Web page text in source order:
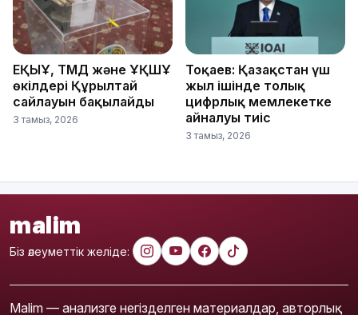
ЕҚЫҰ, ТМД және ҰҚШҰ
өкілдері Құрылтай
сайлауын бақылайды
3 тамыз, 2026
Тоқаев: Қазақстан үш
жыл ішінде толық
цифрлық мемлекетке
айналуы тиіс
3 тамыз, 2026
malim
Біз әлеуметтік желіде:
Malim — анализге негізделген материалдар, авторлық